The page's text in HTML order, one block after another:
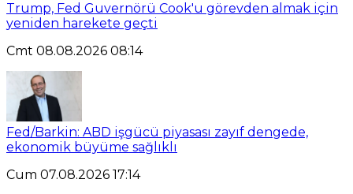
Trump, Fed Guvernörü Cook'u görevden almak için
yeniden harekete geçti
Cmt 08.08.2026 08:14
Fed/Barkin: ABD işgücü piyasası zayıf dengede,
ekonomik büyüme sağlıklı
Cum 07.08.2026 17:14